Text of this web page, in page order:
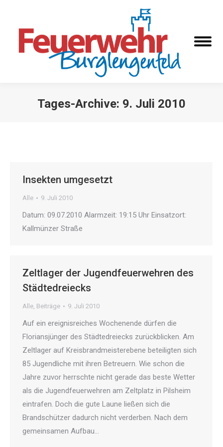
Tages-Archive: 9. Juli 2010
Insekten umgesetzt
Alle 9. Juli 2010
Datum: 09.07.2010 Alarmzeit: 19:15 Uhr Einsatzort:
Kallmünzer Straße
Zeltlager der Jugendfeuerwehren des
Städtedreiecks
Alle, Beiträge 9. Juli 2010
Auf ein ereignisreiches Wochenende dürfen die
Floriansjünger des Städtedreiecks zurückblicken. Am
Zeltlager auf Kreisbrandmeisterebene beteiligten sich
85 Jugendliche mit ihren Betreuern. Wie schon die
Jahre zuvor herrschte nicht gerade das beste Wetter
als die Jugendfeuerwehren am Zeltplatz in Pilsheim
eintrafen. Doch die gute Laune ließen sich die
Brandschützer dadurch nicht verderben. Nach dem
gemeinsamen Aufbau…